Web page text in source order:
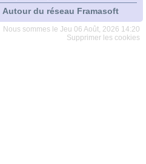
Autour du réseau Framasoft
Nous sommes le Jeu 06 Août, 2026 14:20
Supprimer les cookies